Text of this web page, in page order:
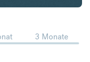
3 Monate